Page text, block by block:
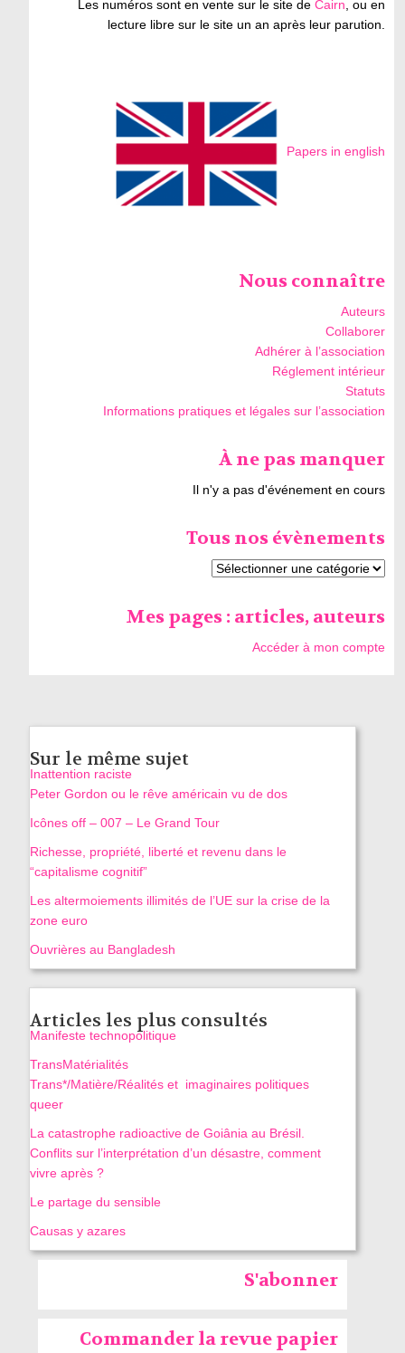
Les numéros sont en vente sur le site deCairn, ou en
lecture libre sur le site un an après leur parution.
Papers in english
Nous connaître
Auteurs
Collaborer
Adhérer à l’association
Réglement intérieur
Statuts
Informations pratiques et légales sur l’association
À ne pas manquer
Il n'y a pas d'événement en cours
Tous nos évènements
Mes pages : articles, auteurs
Accéder à mon compte
Sur le même sujet
Inattention raciste
Peter Gordon ou le rêve américain vu de dos
Icônes off – 007 – Le Grand Tour
Richesse, propriété, liberté et revenu dans le
“capitalisme cognitif”
Les altermoiements illimités de l’UE sur la crise de la
zone euro
Ouvrières au Bangladesh
Articles les plus consultés
Manifeste technopolitique
TransMatérialités
Trans*/Matière/Réalités et imaginaires politiques
queer
La catastrophe radioactive de Goiânia au Brésil.
Conflits sur l’interprétation d’un désastre, comment
vivre après ?
Le partage du sensible
Causas y azares
S'abonner
Commander la revue papier